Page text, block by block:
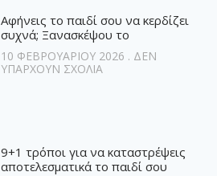
Αφήνεις το παιδί σου να κερδίζει
συχνά; Ξανασκέψου το
10 ΦΕΒΡΟΥΑΡΊΟΥ 2026
ΔΕΝ
ΥΠΆΡΧΟΥΝ ΣΧΌΛΙΑ
9+1 τρόποι για να καταστρέψεις
αποτελεσματικά το παιδί σου